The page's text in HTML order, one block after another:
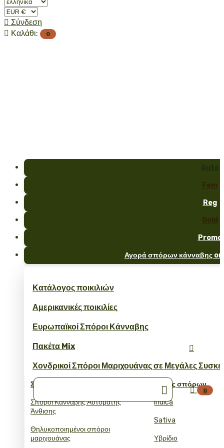
 Σύνδεση
 Καλάθι: 0
Fem
Reg
Gold
Promo
Αγορά σπόρων κάνναβης
Κατάλογος ποικιλιών
Αμερικανικές ποικιλίες
Ευρωπαϊκοί Σπόροι Κάνναβης
Πακέτα Mix
Χονδρικοί Σπόροι Μαριχουάνας σε Μεγάλες
Συλλογές
Σπόροι Κάνναβης Αυτόματης
Άνθισης
Θηλυκοποιημένοι σπόροι
μαριχουάνας
Τύπος σπόρων
Indica
Sativa
Υβρίδιο


 0